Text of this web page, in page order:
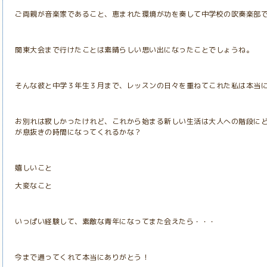
ご両親が音楽家であること、恵まれた環境が功を奏して中学校の吹奏楽部
関東大会まで行けたことは素晴らしい思い出になったことでしょうね。
そんな彼と中学３年生３月まで、レッスンの日々を重ねてこれた私は本当
お別れは寂しかったけれど、これから始まる新しい生活は大人への階段に
が息抜きの時間になってくれるかな？
嬉しいこと
大変なこと
いっぱい経験して、素敵な青年になってまた会えたら・・・
今まで通ってくれて本当にありがとう！